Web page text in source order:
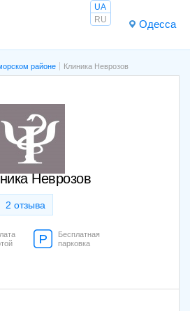
Одесса
UA
RU
районе Клиника Неврозов
Неврозов
2 отзыва
Бесплатная
парковка